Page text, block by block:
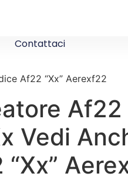
Contattaci
Af22 “Xx” Aerexf22
Vedi
“Xx”